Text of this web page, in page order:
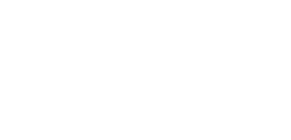
異地數據移動至雲端的作業 擴展PHD Virtual Backup的靈活
數據 刪除功能或CIFS來作為目標系統備份的理想選擇。
程式一致的備份 採取的應用程式偵測備份。對於公司營運具
消耗更少的資源，並充分利用了前所未有的靈活性與增強的文件
理您的日常備份 “Set it and Forget it” 對於每日的備份管理提
輕鬆滿足合於組織法規的政策 內置的加密和增強安全性，